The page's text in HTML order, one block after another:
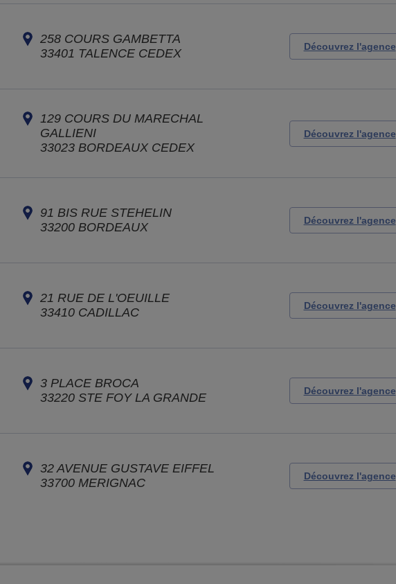
258 COURS GAMBETTA
33401 TALENCE CEDEX Découvrez l'agence
129 COURS DU MARECHAL
GALLIENI
33023 BORDEAUX CEDEX
Découvrez l'agence
91 BIS RUE STEHELIN
33200 BORDEAUX Découvrez l'agence
21 RUE DE L'OEUILLE
33410 CADILLAC Découvrez l'agence
3 PLACE BROCA
33220 STE FOY LA GRANDE Découvrez l'agence
32 AVENUE GUSTAVE EIFFEL
33700 MERIGNAC Découvrez l'agence